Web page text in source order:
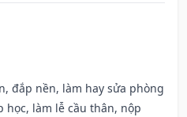
đắp nền, làm hay sửa phòng
học, làm lễ cầu thân, nộp